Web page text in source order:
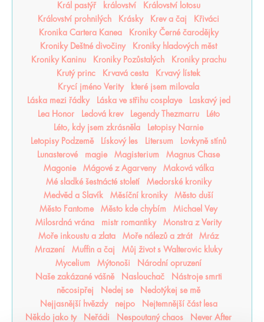
Král pastýř
království
Království lotosu
Království prohnilých
Krásky Krev a čaj
Křiváci
Kronika Cartera Kanea
Kroniky Černé čarodějky
Kroniky Deštné divočiny
Kroniky hladových měst
Kroniky Kaninu
Kroniky Pozůstalých
Kroniky prachu
Krutý princ
Krvavá cesta
Krvavý lístek
Krycí jméno Verity
které jsem milovala
Láska mezi řádky
Láska ve střihu cosplaye
Laskavý jed
Lea Honor
Ledová krev Legendy Thezmarru
Léto
Léto, kdy jsem zkrásněla
Letopisy Narnie
Letopisy Podzemě
Lískový les Litersum
Lovkyně stínů
Lunasterové
magie Magisterium
Magnus Chase
Magonie
Mágové z Agarveny
Maková válka
Mé sladké šestnácté století
Medorské kroniky
Medvěd a Slavík
Měsíční kroniky
Město duší
Město Fantome
Město kde chybím
Michael Vey
Milosrdná vrána
mistr romantiky
Monstra z Verity
Moře inkoustu a zlata
Moře nálezů a ztrát
Mráz
Mrazení
Muffin a čaj
Můj život s Walterovic kluky
Mycelium
Mýtonoši
Národní opruzení
Naše zakázané vášně
Naslouchač
Nástroje smrti
něcosipřej
Nedej se
Nedotýkej se mě
Nejjasnější hvězdy
nejpo
Nejtemnější část lesa
Někdo jako ty
Neřádi Nespoutaný chaos Never After